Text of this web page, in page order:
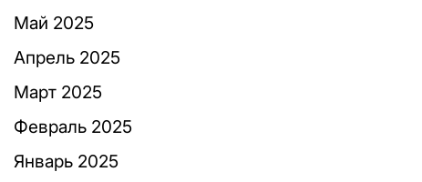
Май 2025
Апрель 2025
Март 2025
Февраль 2025
Январь 2025